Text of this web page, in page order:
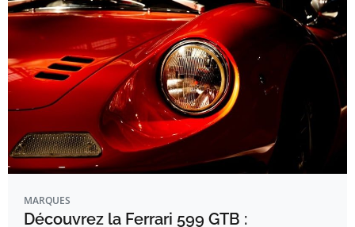
MARQUES
Découvrez la Ferrari 599 GTB :